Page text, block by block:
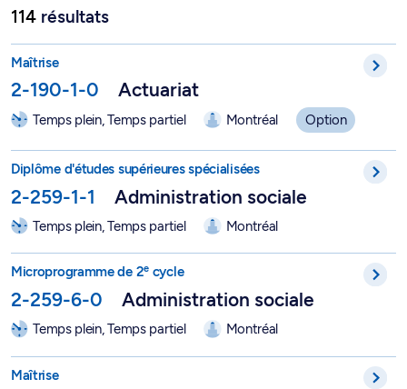
114 résultats
Maîtrise
2-190-1-0 Actuariat
Temps plein, Temps partiel Montréal Option
Diplôme d'études supérieures spécialisées
2-259-1-1 Administration sociale
Temps plein, Temps partiel Montréal
e cycle en administration sociale - 2-
Microprogramme de 2e cycle
2-259-6-0 Administration sociale
Temps plein, Temps partiel Montréal
Maîtrise en affaires publiques et internationales - 2-245-1-2
Maîtrise